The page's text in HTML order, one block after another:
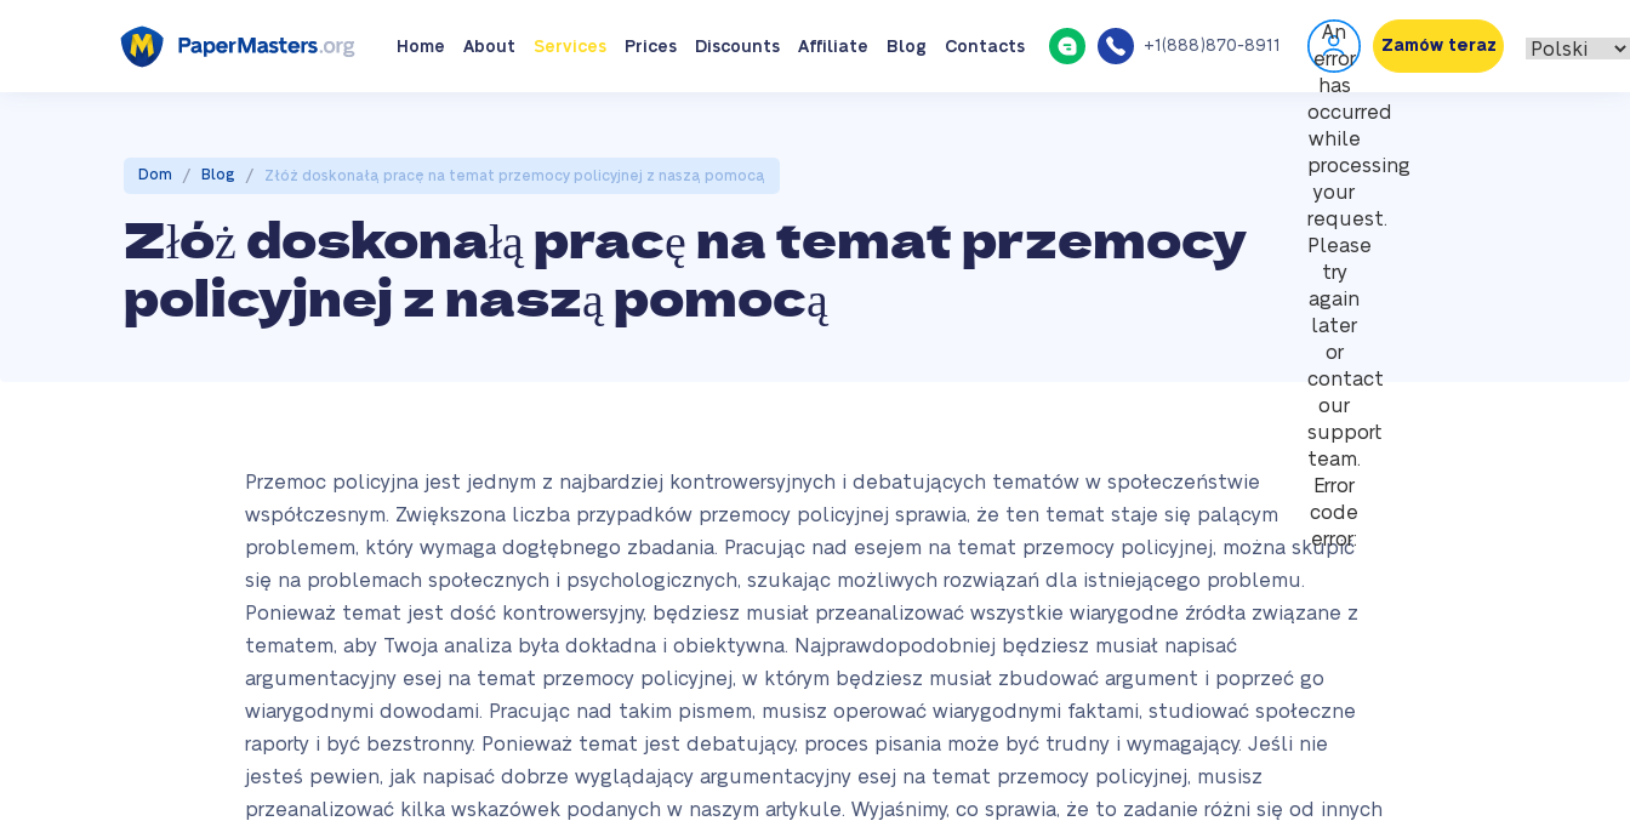
Home About Services Prices Discounts Affiliate Blog Contacts +1(888)870-8911
An
error
has
occurred
while
processing
your
request.
Please
try
again
later
or
contact
our
support
team.
Error
code
error:
Zamów teraz
Dom / Blog / Złóż doskonałą pracę na temat przemocy policyjnej z naszą pomocą
Złóż doskonałą pracę na temat przemocy
policyjnej z naszą pomocą
Przemoc policyjna jest jednym z najbardziej kontrowersyjnych i debatujących tematów w społeczeństwie
współczesnym. Zwiększona liczba przypadków przemocy policyjnej sprawia, że ten temat staje się palącym
problemem, który wymaga dogłębnego zbadania. Pracując nad esejem na temat przemocy policyjnej, można skupić
się na problemach społecznych i psychologicznych, szukając możliwych rozwiązań dla istniejącego problemu.
Ponieważ temat jest dość kontrowersyjny, będziesz musiał przeanalizować wszystkie wiarygodne źródła związane z
tematem, aby Twoja analiza była dokładna i obiektywna. Najprawdopodobniej będziesz musiał napisać
argumentacyjny esej na temat przemocy policyjnej, w którym będziesz musiał zbudować argument i poprzeć go
wiarygodnymi dowodami. Pracując nad takim pismem, musisz operować wiarygodnymi faktami, studiować społeczne
raporty i być bezstronny. Ponieważ temat jest debatujący, proces pisania może być trudny i wymagający. Jeśli nie
jesteś pewien, jak napisać dobrze wyglądający argumentacyjny esej na temat przemocy policyjnej, musisz
przeanalizować kilka wskazówek podanych w naszym artykule. Wyjaśnimy, co sprawia, że to zadanie różni się od innych